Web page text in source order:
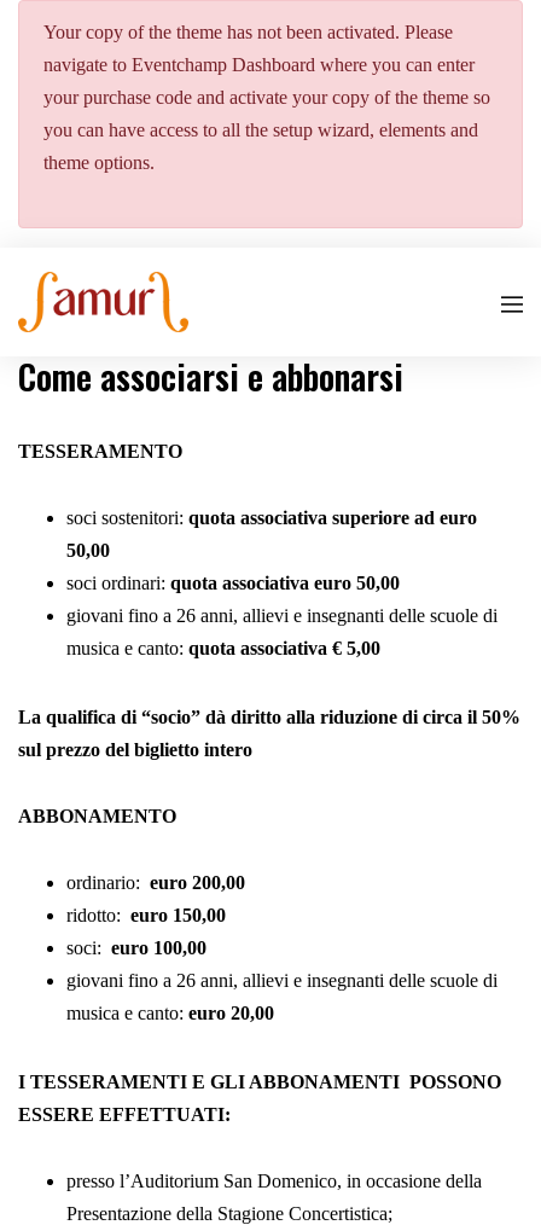
Your copy of the theme has not been activated. Please
navigate to Eventchamp Dashboard where you can enter
your purchase code and activate your copy of the theme so
you can have access to all the setup wizard, elements and
theme options.
Come associarsi e abbonarsi
TESSERAMENTO
soci sostenitori: quota associativa superiore ad euro
50,00
soci ordinari: quota associativa euro 50,00
giovani fino a 26 anni, allievi e insegnanti delle scuole di
musica e canto: quota associativa € 5,00
La qualifica di “socio” dà diritto alla riduzione di circa il 50%
sul prezzo del biglietto intero
ABBONAMENTO
ordinario: euro 200,00
ridotto: euro 150,00
soci: euro 100,00
giovani fino a 26 anni, allievi e insegnanti delle scuole di
musica e canto: euro 20,00
I TESSERAMENTI E GLI ABBONAMENTI POSSONO
ESSERE EFFETTUATI:
presso l’Auditorium San Domenico, in occasione della
Presentazione della Stagione Concertistica;